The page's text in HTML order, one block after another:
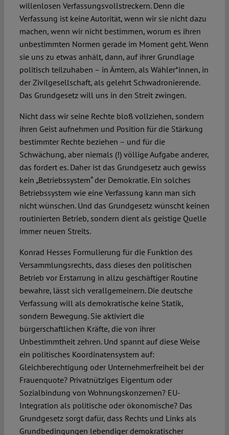
willenlosen Verfassungsvollstreckern. Denn die
Verfassung ist keine Autorität, wenn wir sie nicht dazu
machen, wenn wir nicht bestimmen, worum es ihren
unbestimmten Normen gerade im Moment geht. Wenn
sie uns zu etwas anhält, dann, auf ihrer Grundlage
politisch teilzuhaben – in Ämtern, als Wähler*innen, in
der Zivilgesellschaft, als gelehrt Schwadronierende.
Das Grundgesetz will uns in den Streit zwingen.
Nicht dass wir seine Rechte bloß vollziehen, sondern
ihren Geist aufnehmen und Position für die Stärkung
bestimmter Rechte beziehen – und für die
Schwächung, aber niemals (!) völlige Aufgabe anderer,
das fordert es. Daher ist das Grundgesetz auch gewiss
kein „Betriebssystem“ der Demokratie. Ein solches
Betriebssystem wie eine Verfassung kann man sich
nicht wünschen. Und das Grundgesetz wünscht keinen
routinierten Betrieb, sondern dient als geistige Quelle
immer neuen Streits.
Konrad Hesses Formulierung für die Funktion des
Versammlungsrechts, dass dieses den politischen
Betrieb vor Erstarrung in allzu geschäftiger Routine
bewahre, lässt sich verallgemeinern. Die deutsche
Verfassung will als demokratische keine Statik,
sondern Bewegung. Sie aktiviert die
bürgerschaftlichen Kräfte, die von ihrer
Unbestimmtheit zehren. Und spannt auf diese Weise
ein politisches Koordinatensystem auf:
Gleichberechtigung oder Unternehmerfreiheit bei der
Frauenquote? Privatnütziges Eigentum oder
Sozialbindung von Wohnungskonzernen? EU-
Integration als politische oder ökonomische? Das
Grundgesetz sorgt dafür, dass Rechts und Links als
Grundbedingungen lebendiger demokratischer